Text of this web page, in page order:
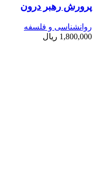
پرورش رهبر درون
روانشناسی و فلسفه
1,800,000 ریال